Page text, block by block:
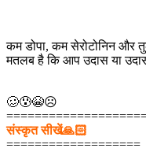
कम डोपा, कम सेरोटोनिन और
मतलब है कि आप उदास या
🥴😰😭☹️
संस्कृत सीखें🙏🏻
===================